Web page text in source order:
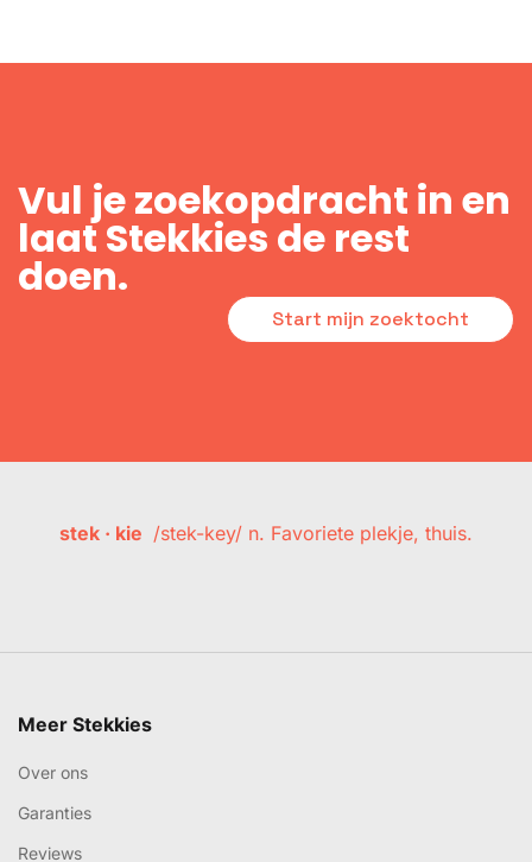
Vul je zoekopdracht in en
laat Stekkies de rest
doen.
Start mijn zoektocht
stek · kie /stek-key/ n. Favoriete plekje, thuis.
Meer Stekkies
Over ons
Garanties
Reviews